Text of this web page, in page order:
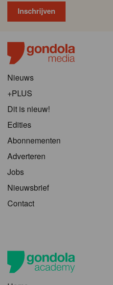
Nieuws
+PLUS
Dit is nieuw!
Edities
Abonnementen
Adverteren
Jobs
Nieuwsbrief
Contact